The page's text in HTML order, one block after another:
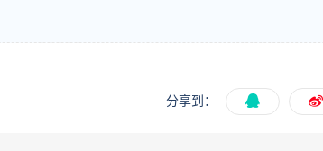
分享到：